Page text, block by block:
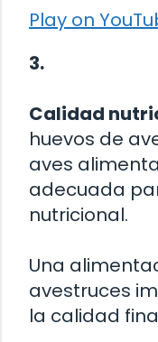
Play on
3.
Calidad
huevos de
aves
adecuada
nutricional.
Una
avestruces
la calidad